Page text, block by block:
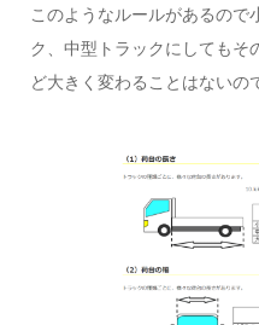
このようなルールがあるので
ク、中型トラックにしてもそ
ど大きく変わることはないの